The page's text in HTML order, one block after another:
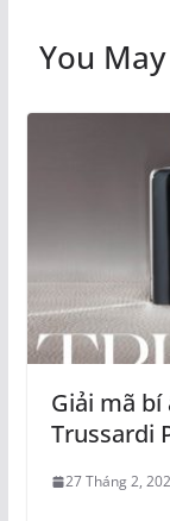
You
Giải mã
Trussardi
27 Tháng 2,